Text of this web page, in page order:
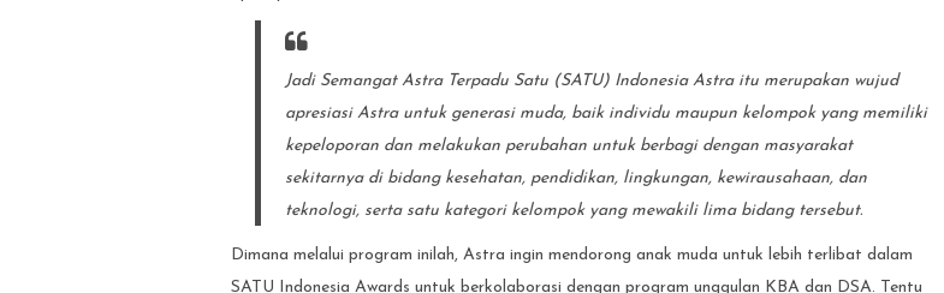
Jadi Semangat Astra Terpadu Satu (SATU) Indonesia Astra itu merupakan wujud
apresiasi Astra untuk generasi muda, baik individu maupun kelompok yang memiliki
kepeloporan dan melakukan perubahan untuk berbagi dengan masyarakat
sekitarnya di bidang kesehatan, pendidikan, lingkungan, kewirausahaan, dan
teknologi, serta satu kategori kelompok yang mewakili lima bidang tersebut.
Dimana melalui program inilah, Astra ingin mendorong anak muda untuk lebih terlibat dalam
SATU Indonesia Awards untuk berkolaborasi dengan program unggulan KBA dan DSA. Tentu